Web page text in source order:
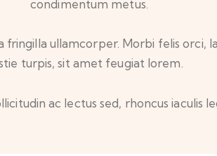
condimentum metus.
ullamcorper. Morbi felis orci,
turpis, sit amet feugiat lorem.
ac lectus sed, rhoncus iaculis